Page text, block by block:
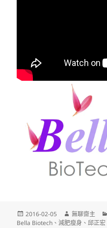
發
佈
2016-02-05
作
者
無聊齋主
Bella Biotech 、減肥瘦身 、邱正宏